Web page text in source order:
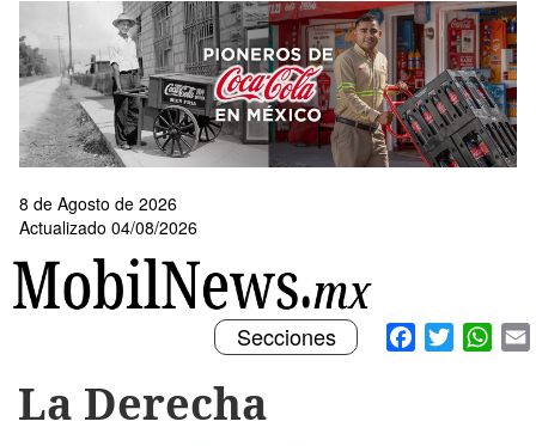
contenido
principal
8 de Agosto de 2026
Actualizado 04/08/2026
Facebook
Twitter
Toggle
navigation
Secciones
La Derecha